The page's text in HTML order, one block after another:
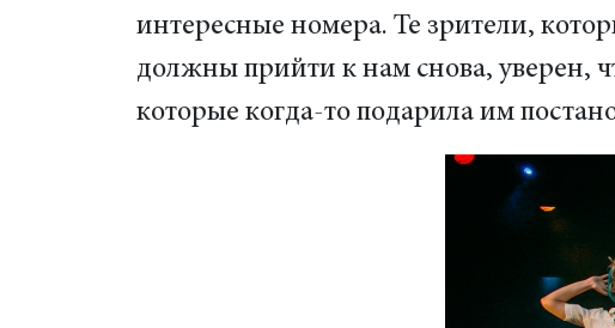
интересные номера. Те зрители,
должны прийти к нам снова, уверен,
которые когда-то подарила им